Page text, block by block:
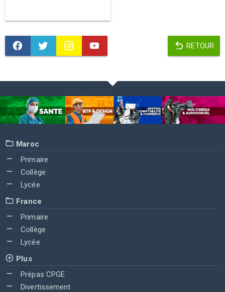
RETOUR
Maroc
Primaire
Collège
Lycée
France
Primaire
Collège
Lycée
Plus
Prépas CPGE
Divertissement